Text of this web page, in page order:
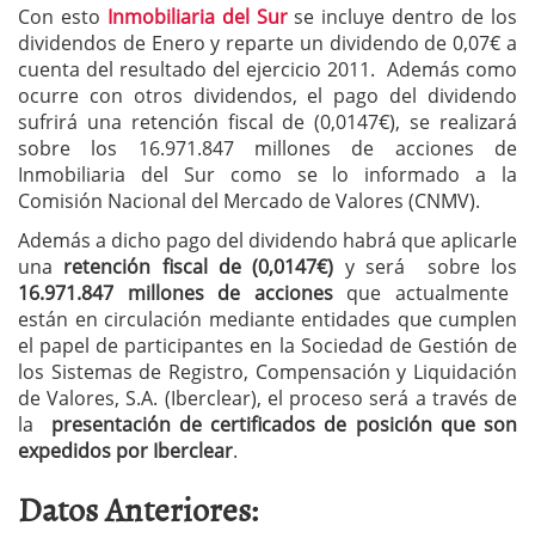
Con esto Inmobiliaria del Surse incluye dentro de los
dividendos de Enero y reparte un dividendo de 0,07€ a
cuenta del resultado del ejercicio 2011. Además como
ocurre con otros dividendos, el pago del dividendo
sufrirá una retención fiscal de (0,0147€), se realizará
sobre los 16.971.847 millones de acciones de
Inmobiliaria del Sur como se lo informado a la
Comisión Nacional del Mercado de Valores (CNMV).
Además a dicho pago del dividendo habrá que aplicarle
una retención fiscal de (0,0147€) y será sobre los
16.971.847 millones de accionesque actualmente
están en circulación mediante entidades que cumplen
el papel de participantes en la Sociedad de Gestión de
los Sistemas de Registro, Compensación y Liquidación
de Valores, S.A. (Iberclear), el proceso será a través de
la presentación de certificados de posición que son
expedidos por Iberclear.
Datos Anteriores: